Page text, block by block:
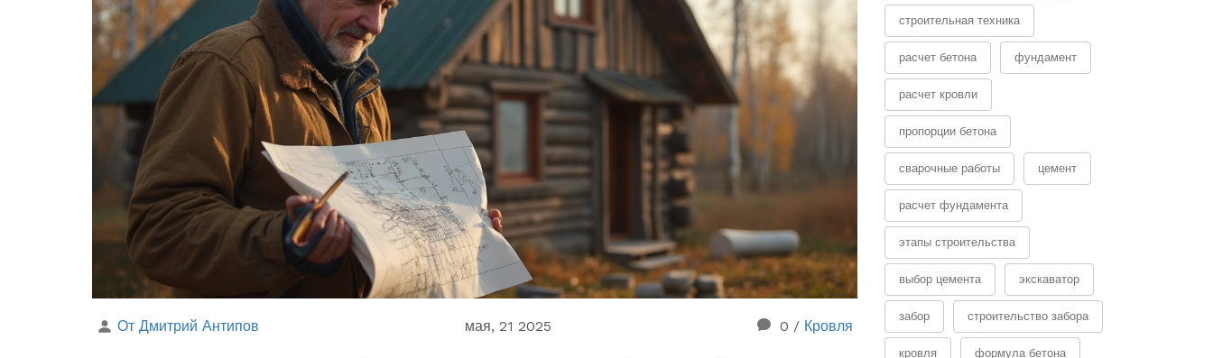
От Дмитрий Антипов мая, 21 2025 0 / Кровля
строительная техника
расчет бетона фундамент
расчет кровли
пропорции бетона
сварочные работы цемент
расчет фундамента
этапы строительства
выбор цемента экскаватор
забор строительство забора
кровля формула бетона